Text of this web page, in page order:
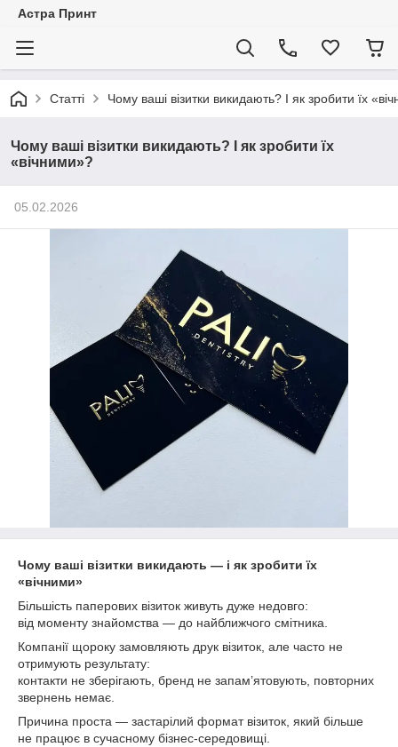
Астра Принт
Статті Чому ваші візитки викидають? І як зробити їх
Чому ваші візитки викидають? І як зробити їх
«вічними»?
05.02.2026
Чому ваші візитки викидають — і як зробити їх
«вічними»
Більшість паперових візиток живуть дуже недовго:
від моменту знайомства — до найближчого смітника.
Компанії щороку замовляють друк візиток, але часто не
отримують результату:
контакти не зберігають, бренд не запам’ятовують, повторних
звернень немає.
Причина проста — застарілий формат візиток, який більше
не працює в сучасному бізнес-середовищі.